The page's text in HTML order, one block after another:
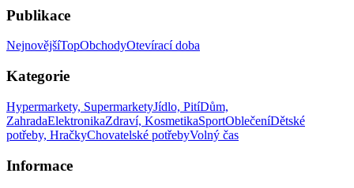
Publikace
NejnovějšíTopObchodyOtevírací doba
Kategorie
Hypermarkety, SupermarketyJídlo, PitíDům,
ZahradaElektronikaZdraví, KosmetikaSportOblečeníDětské
potřeby, HračkyChovatelské potřebyVolný čas
Informace